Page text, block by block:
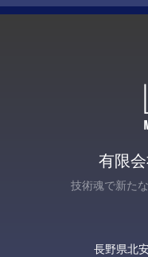
有限
技術魂で新た
長野県北